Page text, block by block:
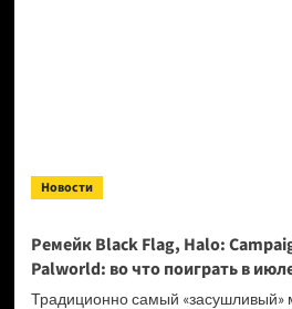
Новости
Ремейк Black Flag, Halo:
Palworld: во что поиграть в
Традиционно самый «засушливый»